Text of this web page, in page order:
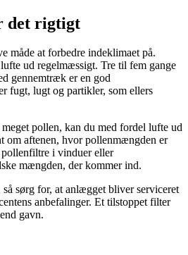
det rigtigt
måde at forbedre indeklimaet på.
ud regelmæssigt. Tre til fem gange
gennemtræk er en god
fugt, lugt og partikler, som ellers
pollen, kan du med fordel lufte ud
om aftenen, hvor pollenmængden er
i vinduer eller
mængden, der kommer ind.
sørg for, at anlægget bliver serviceret
anbefalinger. Et tilstoppet filter
gavn.